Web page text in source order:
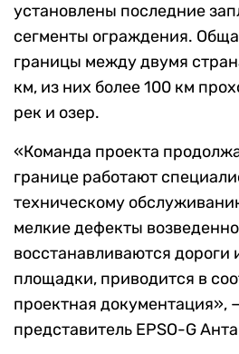
установлены последние
сегменты ограждения.
границы между двумя
км, из них более 100 км
рек и озер.
«Команда проекта
границе работают
техническому
мелкие дефекты
восстанавливаются дороги
площадки, приводится в
проектная документация»,
представитель EPSO-G